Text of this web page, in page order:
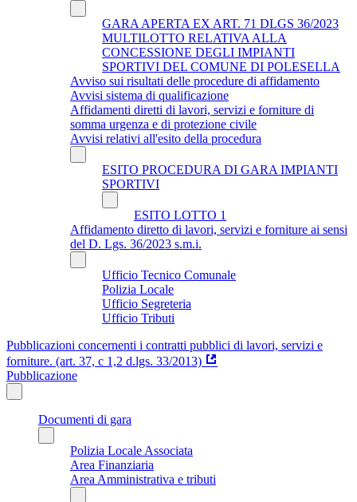
GARA APERTA EX ART. 71 DLGS 36/2023
MULTILOTTO RELATIVA ALLA
CONCESSIONE DEGLI IMPIANTI
SPORTIVI DEL COMUNE DI POLESELLA
Avviso sui risultati delle procedure di affidamento
Avvisi sistema di qualificazione
Affidamenti diretti di lavori, servizi e forniture di
somma urgenza e di protezione civile
Avvisi relativi all'esito della procedura
ESITO PROCEDURA DI GARA IMPIANTI
SPORTIVI
ESITO LOTTO 1
Affidamento diretto di lavori, servizi e forniture ai sensi
del D. Lgs. 36/2023 s.m.i.
Ufficio Tecnico Comunale
Polizia Locale
Ufficio Segreteria
Ufficio Tributi
Pubblicazioni concernenti i contratti pubblici di lavori, servizi e
forniture. (art. 37, c 1,2 d.lgs. 33/2013)
Pubblicazione
Documenti di gara
Polizia Locale Associata
Area Finanziaria
Area Amministrativa e tributi